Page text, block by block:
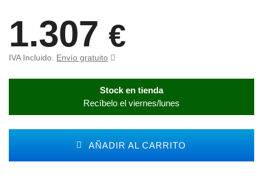
1.307 €
IVA Incluido. Envío gratuito
Stock en tienda
Recíbelo el viernes/lunes
AÑADIR AL CARRITO